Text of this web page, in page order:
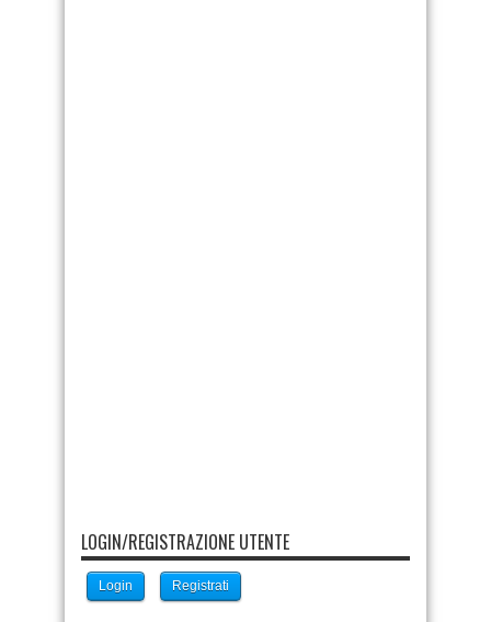
LOGIN/REGISTRAZIONE UTENTE
Login Registrati